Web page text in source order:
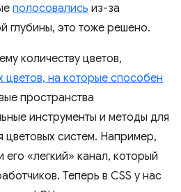
полосовались из-за
глубины, это тоже решено.
количеству цветов,
цветов, на которые способен
пространства
инструменты и методы для
цветовых систем. Например,
«легкий» канал, который
Теперь в CSS у нас